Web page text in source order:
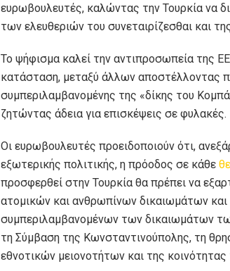
ευρωβουλευτές, καλώντας την Τουρκία να
των ελευθεριών του συνεταιρίζεσθαι και
Το ψήφισμα καλεί την αντιπροσωπεία της
κατάσταση, μεταξύ άλλων αποστέλλοντας
συμπεριλαμβανομένης της «δίκης του
ζητώντας άδεια για επισκέψεις σε φυλακές.
Οι ευρωβουλευτές προειδοποιούν ότι,
εξωτερικής πολιτικής, η πρόοδος σε κάθε
προσφερθεί στην Τουρκία θα πρέπει να
ατομικών και ανθρωπίνων δικαιωμάτων
συμπεριλαμβανομένων των δικαιωμάτων
τη Σύμβαση της Κωνσταντινούπολης, τη
εθνοτικών μειονοτήτων και της